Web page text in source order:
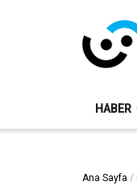
HABER
Ana Sayfa /